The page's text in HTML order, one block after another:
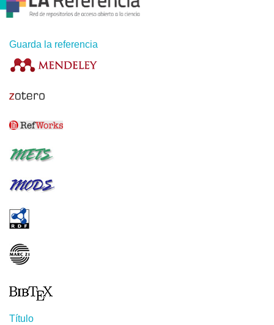
Guarda la referencia
Título